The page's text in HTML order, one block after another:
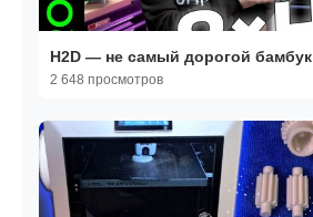
H2D — не самый дорогой бамбук
2 648 просмотров